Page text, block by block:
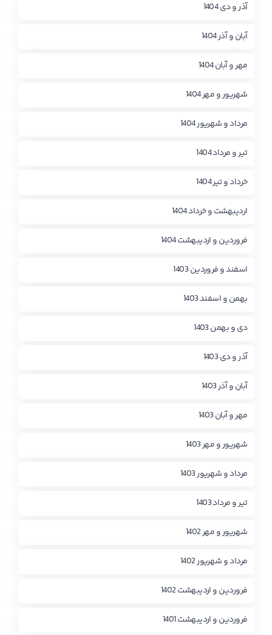
آذر و دی 1404
آبان و آذر 1404
مهر و آبان 1404
شهریور و مهر 1404
مرداد و شهریور 1404
تیر و مرداد 1404
خرداد و تیر 1404
اردیبهشت و خرداد 1404
فروردین و اردیبهشت 1404
اسفند و فروردین 1403
بهمن و اسفند 1403
دی و بهمن 1403
آذر و دی 1403
آبان و آذر 1403
مهر و آبان 1403
شهریور و مهر 1403
مرداد و شهریور 1403
تیر و مرداد 1403
شهریور و مهر 1402
مرداد و شهریور 1402
فروردین و اردیبهشت 1402
فروردین و اردیبهشت 1401